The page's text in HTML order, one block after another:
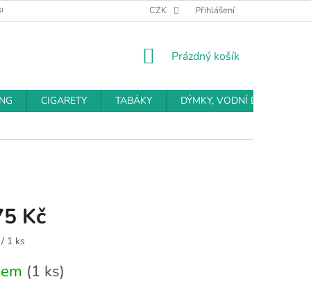
PODMÍNKY PODMÍNKY OCHRANY OSOBNÍCH ÚDAJŮ
CZK Přihlášení
NÁKUPNÍ
Prázdný košík
CIGARETY TABÁKY
DÝMKY, VODNÍ DÝMKY
Kč
1 ks
(1 ks)